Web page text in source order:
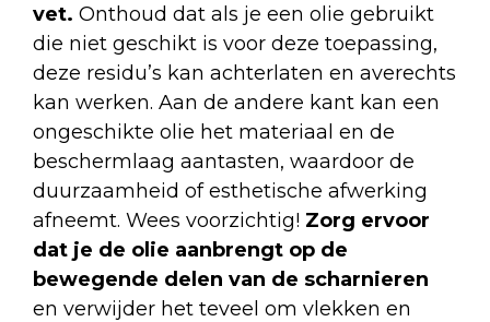
vet. Onthoud dat als je een olie gebruikt
die niet geschikt is voor deze toepassing,
deze residu’s kan achterlaten en averechts
kan werken. Aan de andere kant kan een
ongeschikte olie het materiaal en de
beschermlaag aantasten, waardoor de
duurzaamheid of esthetische afwerking
afneemt. Wees voorzichtig! Zorg ervoor
dat je de olie aanbrengt op de
bewegende delen van de scharnieren
en verwijder het teveel om vlekken en